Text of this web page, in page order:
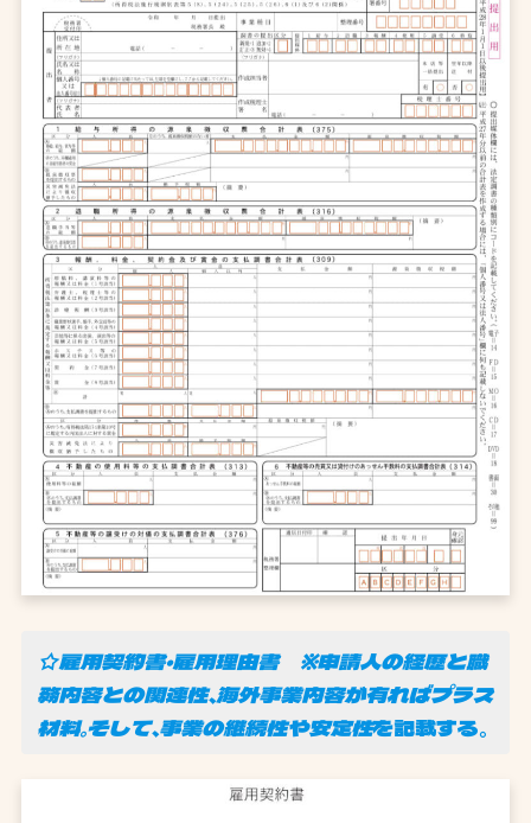
☆雇用契約書・雇用理由書 ※申請人の経歴と職
務内容との関連性、海外事業内容が有ればプラス
材料。そして、事業の継続性や安定性を記載する。